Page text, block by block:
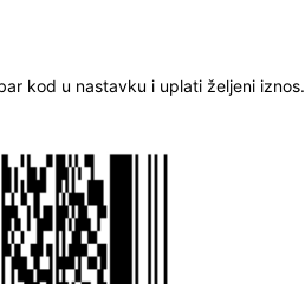
kod u nastavku i uplati željeni iznos.